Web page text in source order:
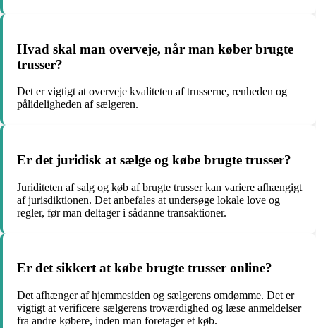
Hvad skal man overveje, når man køber brugte
trusser?
Det er vigtigt at overveje kvaliteten af ​​trusserne, renheden og
pålideligheden af sælgeren.
Er det juridisk at sælge og købe brugte trusser?
Juriditeten af ​​salg og køb af brugte trusser kan variere afhængigt
af jurisdiktionen. Det anbefales at undersøge lokale love og
regler, før man deltager i sådanne transaktioner.
Er det sikkert at købe brugte trusser online?
Det afhænger af hjemmesiden og sælgerens omdømme. Det er
vigtigt at verificere sælgerens troværdighed og læse anmeldelser
fra andre købere, inden man foretager et køb.